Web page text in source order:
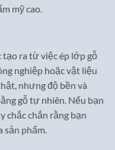
mỹ cao.
ra từ việc ép lớp gỗ
nghiệp hoặc vật liệu
nhưng độ bền và
gỗ tự nhiên. Nếu bạn
chắc chắn rằng bạn
phẩm.